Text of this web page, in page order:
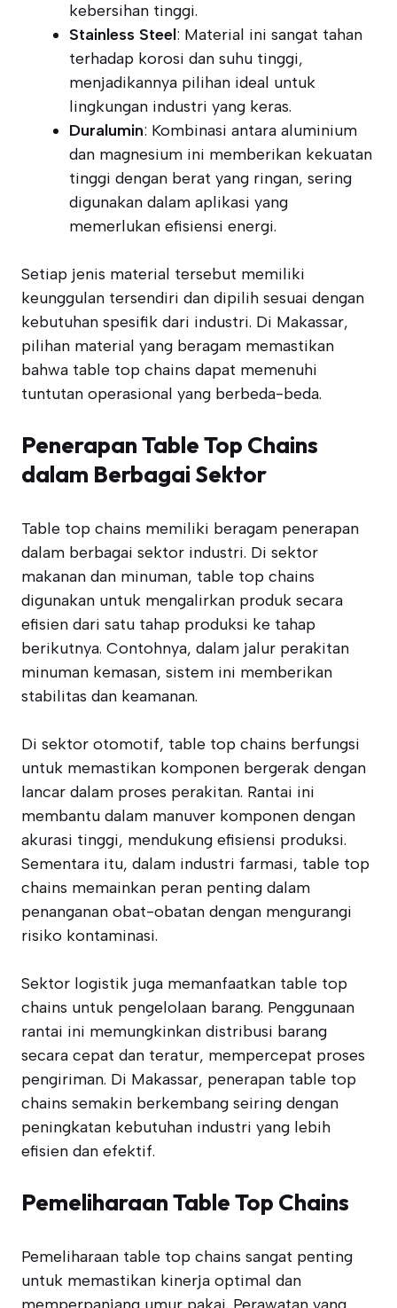
kebersihan tinggi.
Stainless Steel: Material ini sangat tahan
terhadap korosi dan suhu tinggi,
menjadikannya pilihan ideal untuk
lingkungan industri yang keras.
Duralumin: Kombinasi antara aluminium
dan magnesium ini memberikan kekuatan
tinggi dengan berat yang ringan, sering
digunakan dalam aplikasi yang
memerlukan efisiensi energi.
Setiap jenis material tersebut memiliki
keunggulan tersendiri dan dipilih sesuai dengan
kebutuhan spesifik dari industri. Di Makassar,
pilihan material yang beragam memastikan
bahwa table top chains dapat memenuhi
tuntutan operasional yang berbeda-beda.
Penerapan Table Top Chains
dalam Berbagai Sektor
Table top chains memiliki beragam penerapan
dalam berbagai sektor industri. Di sektor
makanan dan minuman, table top chains
digunakan untuk mengalirkan produk secara
efisien dari satu tahap produksi ke tahap
berikutnya. Contohnya, dalam jalur perakitan
minuman kemasan, sistem ini memberikan
stabilitas dan keamanan.
Di sektor otomotif, table top chains berfungsi
untuk memastikan komponen bergerak dengan
lancar dalam proses perakitan. Rantai ini
membantu dalam manuver komponen dengan
akurasi tinggi, mendukung efisiensi produksi.
Sementara itu, dalam industri farmasi, table top
chains memainkan peran penting dalam
penanganan obat-obatan dengan mengurangi
risiko kontaminasi.
Sektor logistik juga memanfaatkan table top
chains untuk pengelolaan barang. Penggunaan
rantai ini memungkinkan distribusi barang
secara cepat dan teratur, mempercepat proses
pengiriman. Di Makassar, penerapan table top
chains semakin berkembang seiring dengan
peningkatan kebutuhan industri yang lebih
efisien dan efektif.
Pemeliharaan Table Top Chains
Pemeliharaan table top chains sangat penting
untuk memastikan kinerja optimal dan